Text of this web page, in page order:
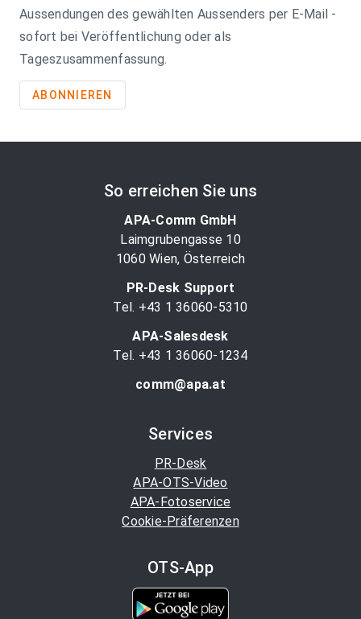
Aussendungen des gewählten Aussenders per E-Mail -
sofort bei Veröffentlichung oder als
Tageszusammenfassung.
ABONNIEREN
So erreichen Sie uns
APA-Comm GmbH
Laimgrubengasse 10
1060 Wien, Österreich
PR-Desk Support
Tel. +43 1 36060-5310
APA-Salesdesk
Tel. +43 1 36060-1234
comm@apa.at
Services
PR-Desk
APA-OTS-Video
APA-Fotoservice
Cookie-Präferenzen
OTS-App